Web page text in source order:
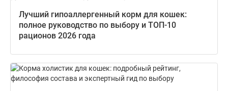
Лучший гипоаллергенный корм для кошек:
полное руководство по выбору и ТОП-10
рационов 2026 года